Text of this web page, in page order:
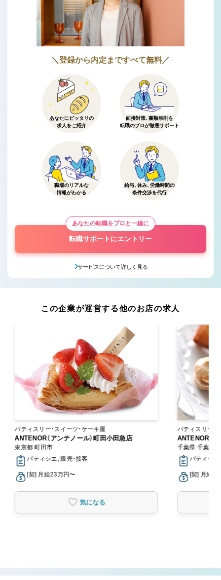
＼登録から内定まですべて無料／
あなたにピッタリの
求人をご紹介
面接対策、書類添削を
転職のプロが徹底サポート
職場のリアルな
情報がわかる
給与、休み、労働時間の
条件交渉を代行
あなたの転職をプロと一緒に
転職サポートにエントリー
サービスについて詳しく見る
この企業が運営する他のお店の求人
パティスリー・スイーツ・ケーキ屋
ANTENOR（アンテノール）町田小田急店
東京都 町田市
パティシエ, 販売・接客
[契] 月給23万円〜
気になる
パティスリー・
ANTENOR（
千葉県 千葉市
パティシエ
[契] 月給